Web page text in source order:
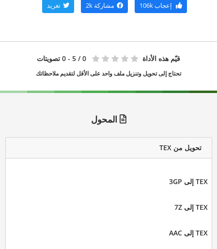
إعجاب106k مشاركة 2k تغريد
قيّم هذه الأداة 0 / 5 - 0 تصويتات
تحتاج إلى تحويل وتنزيل ملف واحد على الأقل لتقديم ملاحظاتك
المحول
تحويل من TEX
TEX إلى 3GP
TEX إلى 7Z
TEX إلى AAC